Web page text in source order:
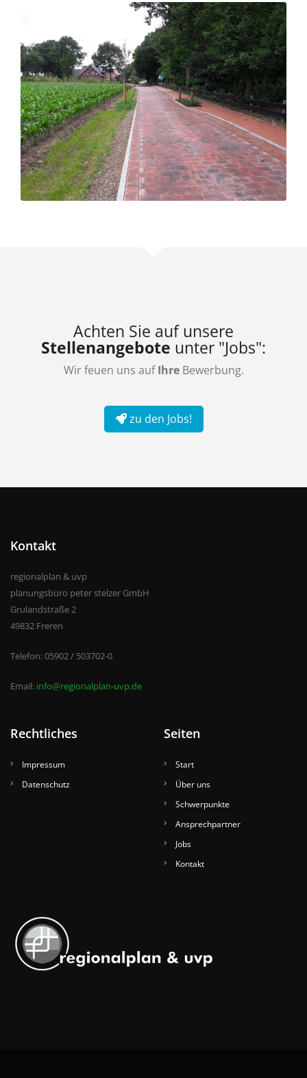
Achten Sie auf unsere
Stellenangebote unter "Jobs":
Wir feuen uns aufIhreBewerbung.
zu den Jobs!
Kontakt
regionalplan & uvp
planungsbüro peter stelzer GmbH
Grulandstraße 2
49832 Freren
Telefon: 05902 / 503702-0
Email: info@regionalplan-uvp.de
Rechtliches
Impressum
Datenschutz
Seiten
Start
Über uns
Schwerpunkte
Ansprechpartner
Jobs
Kontakt